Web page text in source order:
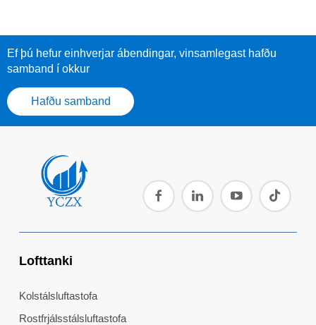
Ef þú hefur einhverjar ábendingar, vinsamlegast hafðu
samband í okkur
Hafðu samband
Lofttanki
Kolstálsluftastofa
Rostfrjálsstálsluftastofa